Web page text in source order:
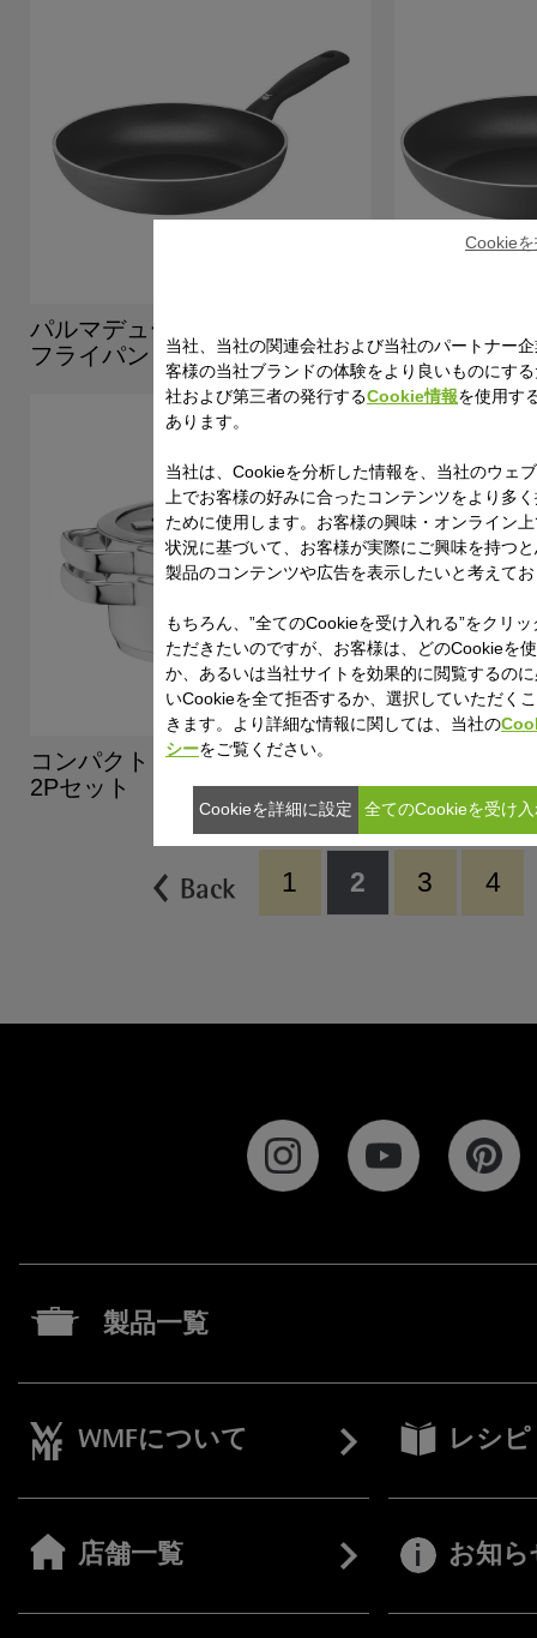
パルマデュール インスパイア
フライパン 24cm
フライパン
コンパクト クイジーン 16cm
2Pセット
2Pセット
1 2 3 4
製品一覧
WMFについて レシピ
店舗一覧 お知ら
当社、当社の関連会社および当社のパートナー
客様の当社ブランドの体験をより良いものにす
社および第三者の発行するCookie情報を使用す
あります。
当社は、Cookieを分析した情報を、当社のウェ
上でお客様の好みに合ったコンテンツをより多
ために使用します。お客様の興味・オンライン
状況に基づいて、お客様が実際にご興味を持つ
製品のコンテンツや広告を表示したいと考えて
もちろん、”全てのCookieを受け入れる”をクリ
ただきたいのですが、お客様は、どのCookieを
か、あるいは当社サイトを効果的に閲覧するの
いCookieを全て拒否するか、選択していただく
きます。より詳細な情報に関しては、当社の
シーをご覧ください。
Cookie
Cookieを詳細に設定 全てのCookieを受け